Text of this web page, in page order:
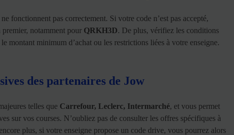
fonctionnent pas correctement. Si votre code n’est pas accepté,
premier, notamment pour QRKH3D. De plus, vérifiez les conditions
montant minimum d’achat ou les restrictions liées à votre enseigne.
des partenaires de Jow
telles que Carrefour, Leclerc, Intermarché, et vous permet
sur vos courses. N’oubliez pas de consulter les offres spécifiques à
plus, si votre enseigne propose un code drive, vous pourrez alors